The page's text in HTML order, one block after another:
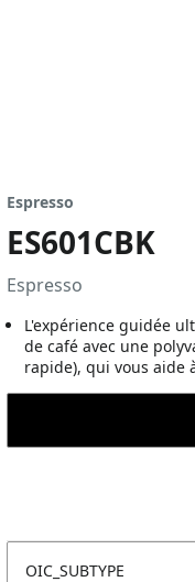
Espresso
ES601CBK
Espresso
L'expérience guidée
de café avec une
rapide), qui vous aide
OIC_SUBTYPE